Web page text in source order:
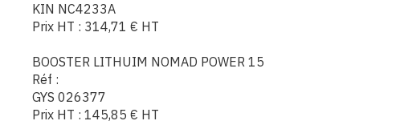
KIN NC4233A
Prix HT : 314,71 € HT
BOOSTER LITHUIM NOMAD POWER 15
Réf :
GYS 026377
Prix HT : 145,85 € HT